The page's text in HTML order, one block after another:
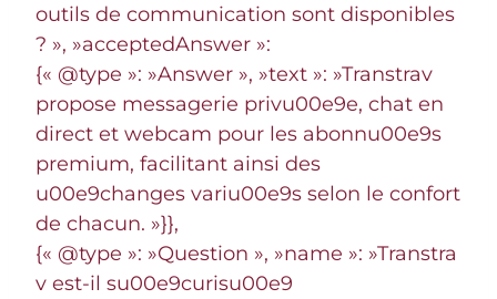
outils de communication sont disponibles
? », »acceptedAnswer »:
{« @type »: »Answer », »text »: »Transtrav
propose messagerie privu00e9e, chat en
direct et webcam pour les abonnu00e9s
premium, facilitant ainsi des
u00e9changes variu00e9s selon le confort
de chacun. »}},
{« @type »: »Question », »name »: »Transtra
v est-il su00e9curisu00e9